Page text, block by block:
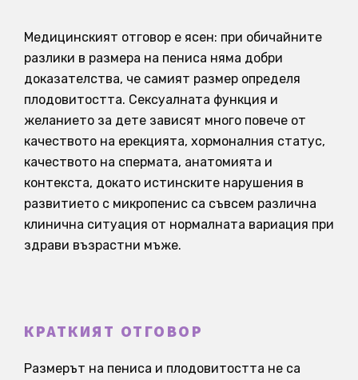
Медицинският отговор е ясен: при обичайните
разлики в размера на пениса няма добри
доказателства, че самият размер определя
плодовитостта. Сексуалната функция и
желанието за дете зависят много повече от
качеството на ерекцията, хормоналния статус,
качеството на спермата, анатомията и
контекста, докато истинските нарушения в
развитието с микропенис са съвсем различна
клинична ситуация от нормалната вариация при
здрави възрастни мъже.
КРАТКИЯТ ОТГОВОР
Размерът на пениса и плодовитостта не са